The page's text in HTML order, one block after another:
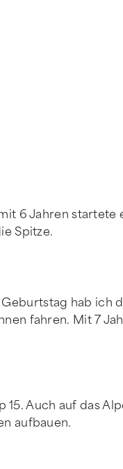
6 Jahren startete
Spitze.
hab ich
fahren. Mit 7
Auch auf das
aufbauen.